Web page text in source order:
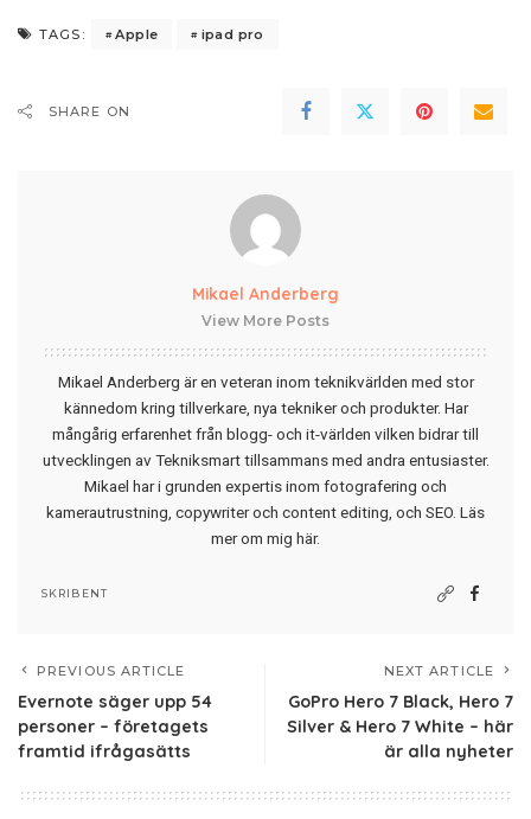
TAGS: Apple ipad pro
SHARE ON
Mikael Anderberg
View More Posts
Mikael Anderberg är en veteran inom teknikvärlden med stor
kännedom kring tillverkare, nya tekniker och produkter. Har
mångårig erfarenhet från blogg- och it-världen vilken bidrar till
utvecklingen av Tekniksmart tillsammans med andra entusiaster.
Mikael har i grunden expertis inom fotografering och
kamerautrustning, copywriter och content editing, och SEO. Läs
mer om mig här.
SKRIBENT
PREVIOUS ARTICLE
Evernote säger upp 54
personer – företagets
framtid ifrågasätts
NEXT ARTICLE
GoPro Hero 7 Black, Hero 7
Silver & Hero 7 White – här
är alla nyheter